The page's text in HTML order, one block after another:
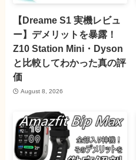
【Dreame S1 実機レビュ
ー】デメリットを暴露！
Z10 Station Mini・Dyson
と比較してわかった真の評
価
August 8, 2026